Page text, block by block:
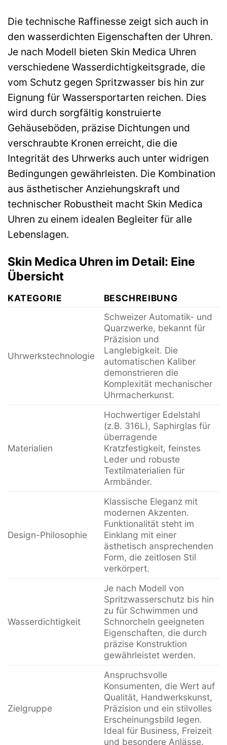
Die technische Raffinesse zeigt sich auch in
den wasserdichten Eigenschaften der Uhren.
Je nach Modell bieten Skin Medica Uhren
verschiedene Wasserdichtigkeitsgrade, die
vom Schutz gegen Spritzwasser bis hin zur
Eignung für Wassersportarten reichen. Dies
wird durch sorgfältig konstruierte
Gehäuseböden, präzise Dichtungen und
verschraubte Kronen erreicht, die die
Integrität des Uhrwerks auch unter widrigen
Bedingungen gewährleisten. Die Kombination
aus ästhetischer Anziehungskraft und
technischer Robustheit macht Skin Medica
Uhren zu einem idealen Begleiter für alle
Lebenslagen.
Skin Medica Uhren im Detail: Eine
Übersicht
KATEGORIE BESCHREIBUNG
Uhrwerkstechnologie
Schweizer Automatik- und
Quarzwerke, bekannt für
Präzision und
Langlebigkeit. Die
automatischen Kaliber
demonstrieren die
Komplexität mechanischer
Uhrmacherkunst.
Materialien
Hochwertiger Edelstahl
(z.B. 316L), Saphirglas für
überragende
Kratzfestigkeit, feinstes
Leder und robuste
Textilmaterialien für
Armbänder.
Design-Philosophie
Klassische Eleganz mit
modernen Akzenten.
Funktionalität steht im
Einklang mit einer
ästhetisch ansprechenden
Form, die zeitlosen Stil
verkörpert.
Wasserdichtigkeit
Je nach Modell von
Spritzwasserschutz bis hin
zu für Schwimmen und
Schnorcheln geeigneten
Eigenschaften, die durch
präzise Konstruktion
gewährleistet werden.
Zielgruppe
Anspruchsvolle
Konsumenten, die Wert auf
Qualität, Handwerkskunst,
Präzision und ein stilvolles
Erscheinungsbild legen.
Ideal für Business, Freizeit
und besondere Anlässe.